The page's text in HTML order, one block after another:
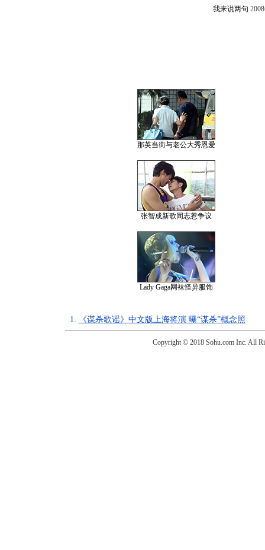
我来说两句
那英当街与老公大秀恩爱
张智成新歌同志惹争议
Lady Gaga网袜怪异服饰
1. 《谋杀歌谣》中文版上海将演 曝“谋杀”概念照
Copyright © 2018 Sohu.com Inc. All